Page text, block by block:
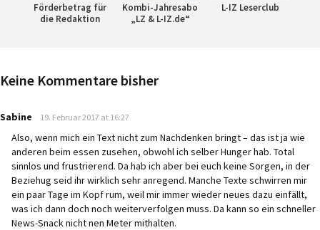
Förderbetrag für
die Redaktion
Kombi-Jahresabo
„LZ & L-IZ.de“
L-IZ Leserclub
Keine Kommentare bisher
Sabine says:
19. Februar 2017 at 16:27
Also, wenn mich ein Text nicht zum Nachdenken bringt – das ist ja wie
anderen beim essen zusehen, obwohl ich selber Hunger hab. Total
sinnlos und frustrierend. Da hab ich aber bei euch keine Sorgen, in der
Beziehug seid ihr wirklich sehr anregend. Manche Texte schwirren mir
ein paar Tage im Kopf rum, weil mir immer wieder neues dazu einfällt,
was ich dann doch noch weiterverfolgen muss. Da kann so ein schneller
News-Snack nicht nen Meter mithalten.